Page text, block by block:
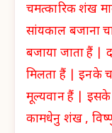
चमत्कारिक शंख
सांयकाल बजाना
बजाया जाता हैं |
मिलता हैं | इनके
मूल्यवान हैं | इसके
कामधेनु शंख ,